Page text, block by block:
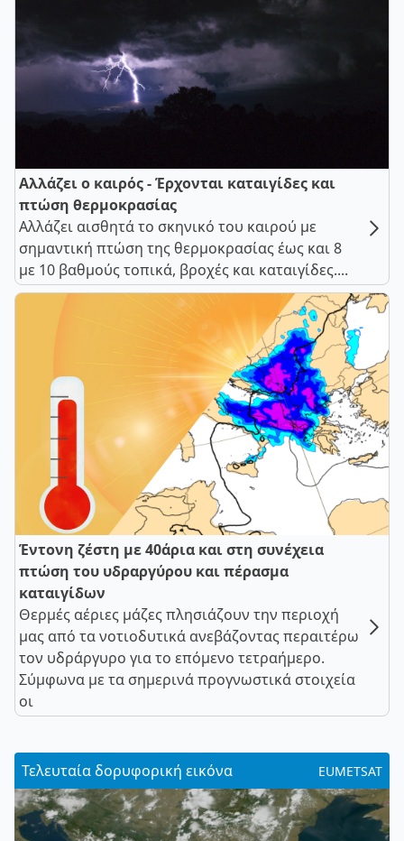
Αλλάζει ο καιρός - Έρχονται καταιγίδες και
πτώση θερμοκρασίας
Αλλάζει αισθητά το σκηνικό του καιρού με
σημαντική πτώση της θερμοκρασίας έως και 8
με 10 βαθμούς τοπικά, βροχές και καταιγίδες....
Έντονη ζέστη με 40άρια και στη συνέχεια
πτώση του υδραργύρου και πέρασμα
καταιγίδων
Θερμές αέριες μάζες πλησιάζουν την περιοχή
μας από τα νοτιοδυτικά ανεβάζοντας περαιτέρω
τον υδράργυρο για το επόμενο τετραήμερο.
Σύμφωνα με τα σημερινά προγνωστικά στοιχεία
οι
Τελευταία δορυφορική εικόνα EUMETSAT